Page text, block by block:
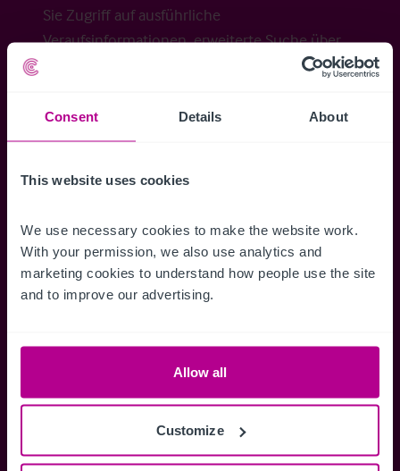
Consent Details About
This website uses cookies
We use necessary cookies to make the website work.
With your permission, we also use analytics and
marketing cookies to understand how people use the site
and to improve our advertising.
Allow all
Customize
Sie Zugriff auf ausführliche
Veraufsinformationen, erweiterte Suche über
Benachrichtigungen für neuen Objekten zu
erhalten.
Zugriff auf alle
Informationen
Erhalten Sie Zugriff auf alle
Mitglieder.
Speichern
und einfach
Anmelden